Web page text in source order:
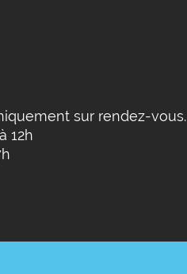
sur rendez-vous.
12h